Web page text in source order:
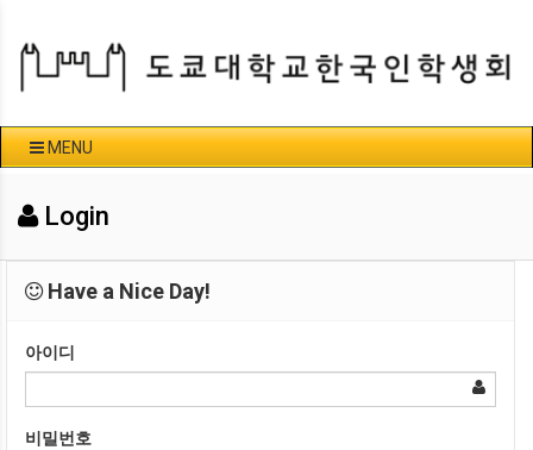
MENU
Login
Have a Nice Day!
아이디
비밀번호